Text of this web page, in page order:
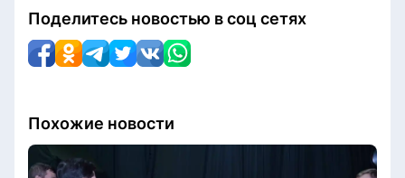
Поделитесь новостью в соц сетях
Похожие новости